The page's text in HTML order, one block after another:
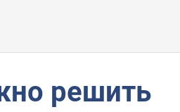
решить